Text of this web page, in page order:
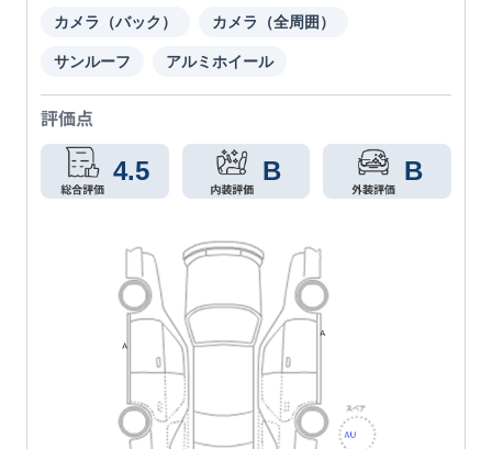
カメラ（バック） カメラ（全周囲）
サンルーフ アルミホイール
評価点
4.5 B B